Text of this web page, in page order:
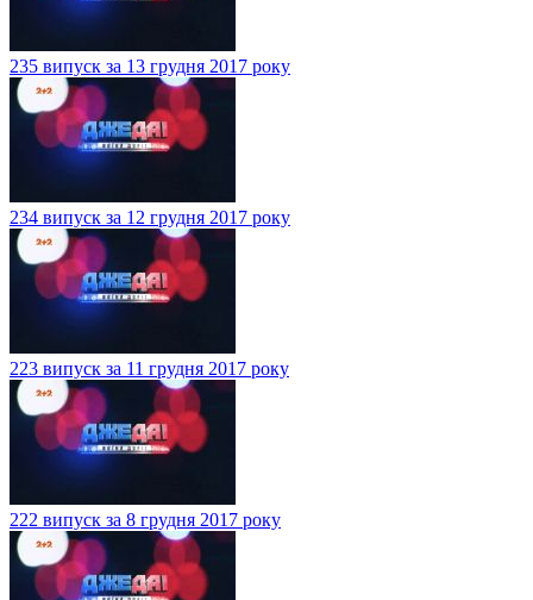
235 випуск за 13 грудня 2017 року
234 випуск за 12 грудня 2017 року
223 випуск за 11 грудня 2017 року
222 випуск за 8 грудня 2017 року